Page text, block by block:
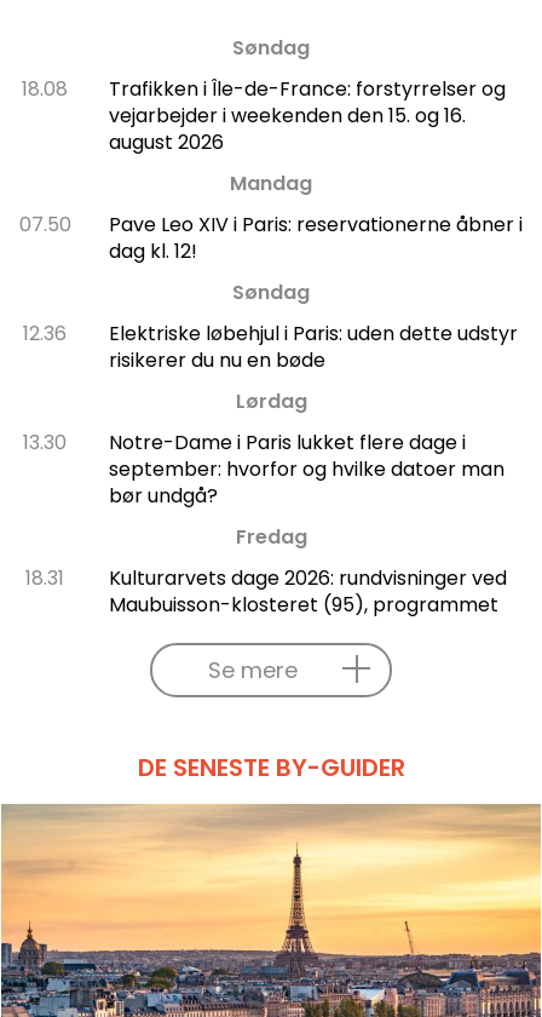
Søndag
18.08
Trafikken i Île-de-France: forstyrrelser og
vejarbejder i weekenden den 15. og 16.
august 2026
Mandag
07.50
Pave Leo XIV i Paris: reservationerne åbner i
dag kl. 12!
Søndag
12.36
Elektriske løbehjul i Paris: uden dette udstyr
risikerer du nu en bøde
Lørdag
13.30
Notre-Dame i Paris lukket flere dage i
september: hvorfor og hvilke datoer man
bør undgå?
Fredag
18.31
Kulturarvets dage 2026: rundvisninger ved
Maubuisson-klosteret (95), programmet
Se mere
DE SENESTE BY-GUIDER